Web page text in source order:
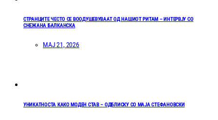
СТРАНЦИТЕ ЧЕСТО СЕ ВООДУШЕВУВААТ ОД НАШИОТ РИТАМ – ИНТЕРВЈУ СО
СНЕЖАНА БАЛКАНСКА
МАЈ 21, 2026
УНИКАТНОСТА КАКО МОДЕН СТАВ – ОДБЛИСКУ СО МАЈА СТЕФАНОВСКИ